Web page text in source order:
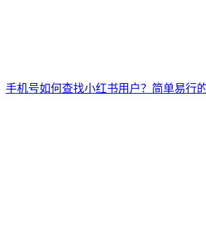
手机号如何查找小红书用户？简单易行